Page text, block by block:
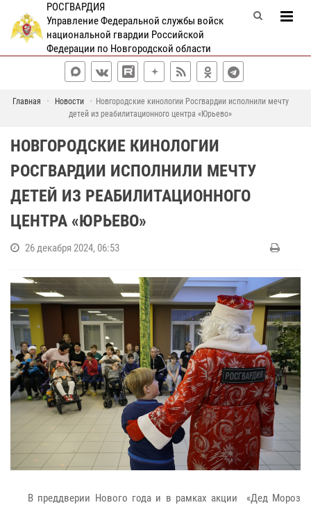
РОСГВАРДИЯ
Управление Федеральной службы войск
национальной гвардии Российской
Федерации по Новгородской области
Главная Новости
Новгородские кинологии Росгвардии исполнили мечту
детей из реабилитационного центра «Юрьево»
НОВГОРОДСКИЕ КИНОЛОГИИ
РОСГВАРДИИ ИСПОЛНИЛИ МЕЧТУ
ДЕТЕЙ ИЗ РЕАБИЛИТАЦИОННОГО
ЦЕНТРА «ЮРЬЕВО»
26 декабря 2024, 06:53
В преддверии Нового года и в рамках акции «Дед Мороз